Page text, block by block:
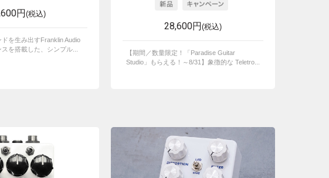
円(税込)
を生み出すFranklin Audio
を搭載した、シンプル...
28,600円(税込)
【期間／数量限定！「Paradise Guitar
Studio」もらえる！～8/31】象徴的な Teletro...